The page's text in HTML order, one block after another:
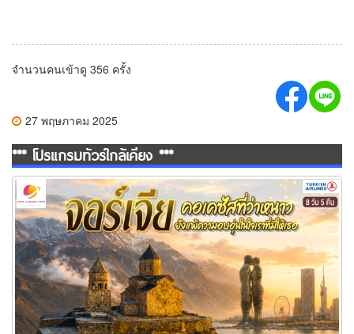
จำนวนคนเข้าดู 356 ครั้ง
27 พฤษภาคม 2025
*** โปรแกรมทัวร์ใกล้เคียง ***
ทัวร์จอร์เจีย คอเคซัสที่ว่าหนาว..ยังแพ้ความอบอุ่นในใจเราที่มีให้เธอ
จอร์เจีย 8 วัน 5 คืน